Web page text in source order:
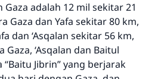
Gaza adalah 12 mil sekitar 21
Gaza dan Yafa sekitar 80 km,
dan ‘Asqalan sekitar 56 km,
‘Asqalan dan Baitul
Jibrin” yang berjarak